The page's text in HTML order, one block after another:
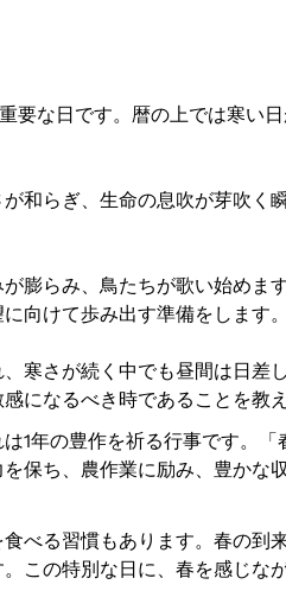
要な日です。暦の上では寒い
和らぎ、生命の息吹が芽吹く
膨らみ、鳥たちが歌い始めま
向けて歩み出す準備をします。
寒さが続く中でも昼間は日差
になるべき時であることを教え
1年の豊作を祈る行事です。
保ち、農作業に励み、豊かな
べる習慣もあります。春の到
この特別な日に、春を感じな